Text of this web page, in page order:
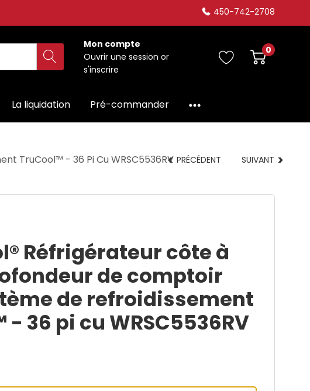
450-742-2708
Mon compte
Ouvrir une session or
s'inscrire
0
La liquidation Pré-commander
TruCool™ - 36 Pi Cu WRSC5536RV PRÉCÉDENT SUIVANT
Réfrigérateur côte à
de comptoir
de refroidissement
36 pi cu WRSC5536RV